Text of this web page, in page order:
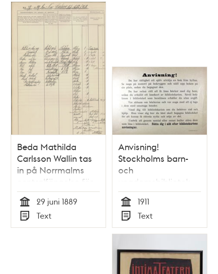
Beda Mathilda
Carlsson Wallin tas
in på Norrmalms
centralfängelse för
lösdriveri
Tid
29 juni 1889
Typ
Text
Anvisning!
Stockholms barn-
och
ungdomsbibliotek
1911
Tid
1911
Typ
Text